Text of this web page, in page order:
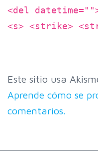
<del
<s> <strike>
Este sitio usa
Aprende cómo se
comentarios.